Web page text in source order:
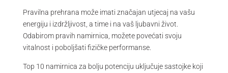
Pravilna prehrana može imati značajan utjecaj na vašu
energiju i izdržljivost, a time i na vaš ljubavni život.
Odabirom pravih namirnica, možete povećati svoju
vitalnost i poboljšati fizičke performanse.
Top 10 namirnica za bolju potenciju uključuje sastojke koji